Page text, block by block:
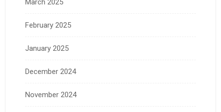
February 2025
January 2025
December 2024
November 2024